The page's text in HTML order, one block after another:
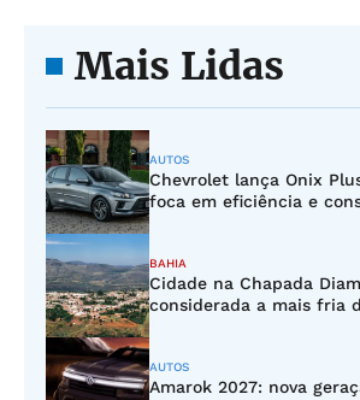
Mais Lidas
AUTOS
Chevrolet lança Onix
foca em eficiência e
BAHIA
Cidade na Chapada
considerada a mais fria
AUTOS
Amarok 2027: nova